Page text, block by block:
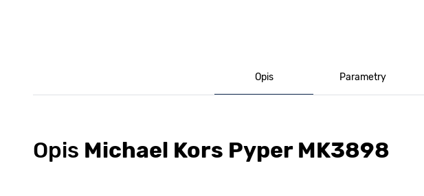
Opis Parametry
Opis Michael Kors Pyper MK3898